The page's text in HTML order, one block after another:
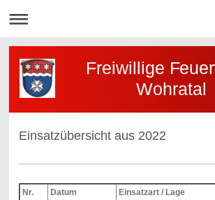
Freiwillige
Wohratal
Einsatzübersicht aus 2022
Nr. Datum
Einsatzart / Lage